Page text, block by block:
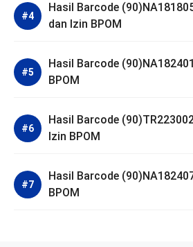
Hasil Barcode
dan Izin BPOM
Hasil Barcode
BPOM
Hasil Barcode
Izin BPOM
Hasil Barcode
BPOM